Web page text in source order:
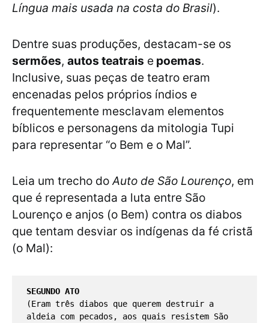
Língua mais usada na costa do Brasil).
Dentre suas produções, destacam-se os
sermões, autos teatrais e poemas.
Inclusive, suas peças de teatro eram
encenadas pelos próprios índios e
frequentemente mesclavam elementos
bíblicos e personagens da mitologia Tupi
para representar “o Bem e o Mal”.
Leia um trecho doAuto de São Lourenço, em
que é representada a luta entre São
Lourenço e anjos (o Bem) contra os diabos
que tentam desviar os indígenas da fé cristã
(o Mal):
SEGUNDO ATO
(Eram três diabos que querem destruir a
aldeia com pecados, aos quais resistem São